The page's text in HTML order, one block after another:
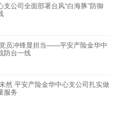
公司全面部署台风“白海豚”防御
员冲锋显担当——平安产险金华中
防台一线
然 平安产险金华中心支公司扎实做
服务